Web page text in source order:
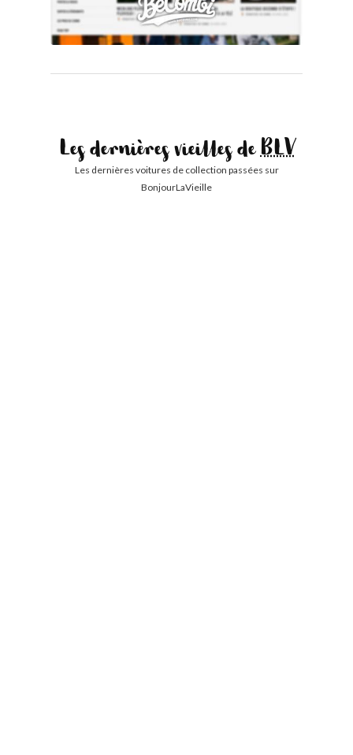
Les dernières vieilles deBLV
Les dernières voitures de collection passées sur
BonjourLaVieille